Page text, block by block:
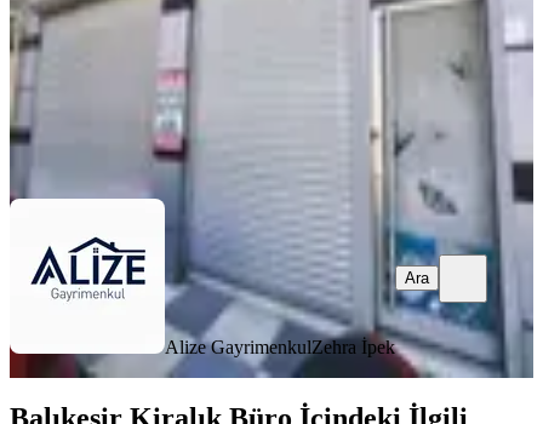
60.000 ₺
Alize Gayrimenkul Zehra İpek
Alize GayrimenkulZehra İpek
Ara
Balıkesir Kiralık Büro İçindeki İlgili